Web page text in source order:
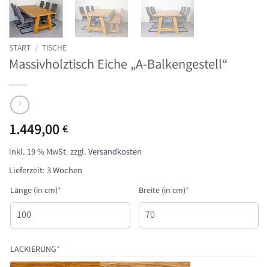
START / TISCHE
Massivholztisch Eiche „A-Balkengestell“
1.449,00€
inkl. 19 % MwSt.zzgl.Versandkosten
Lieferzeit:3 Wochen
Länge (in cm)* Breite (in cm)*
LACKIERUNG*